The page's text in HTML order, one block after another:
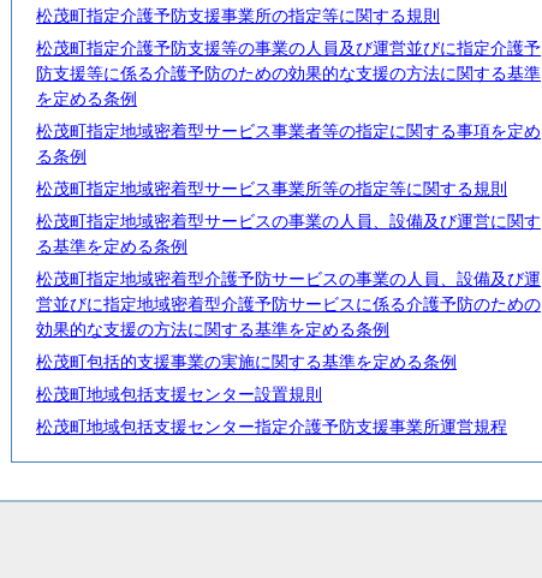
松茂町指定介護予防支援事業所の指定等に関する規則
松茂町指定介護予防支援等の事業の人員及び運営並びに指定介護予
防支援等に係る介護予防のための効果的な支援の方法に関する基準
を定める条例
松茂町指定地域密着型サービス事業者等の指定に関する事項を定め
る条例
松茂町指定地域密着型サービス事業所等の指定等に関する規則
松茂町指定地域密着型サービスの事業の人員、設備及び運営に関す
る基準を定める条例
松茂町指定地域密着型介護予防サービスの事業の人員、設備及び運
営並びに指定地域密着型介護予防サービスに係る介護予防のための
効果的な支援の方法に関する基準を定める条例
松茂町包括的支援事業の実施に関する基準を定める条例
松茂町地域包括支援センター設置規則
松茂町地域包括支援センター指定介護予防支援事業所運営規程